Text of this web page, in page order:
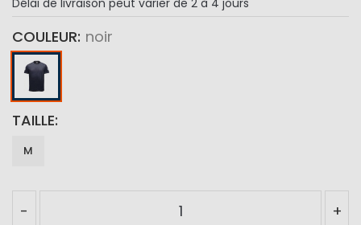
Délai de livraison peut varier de 2 à 4 jours
COULEUR noir
TAILLE
M
- +